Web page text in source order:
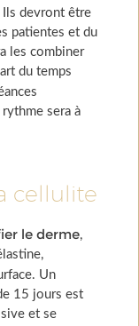
Ils devront être
patientes et du
les combiner
du temps
sera à
cellulite
le derme,
Un
15 jours est
et se